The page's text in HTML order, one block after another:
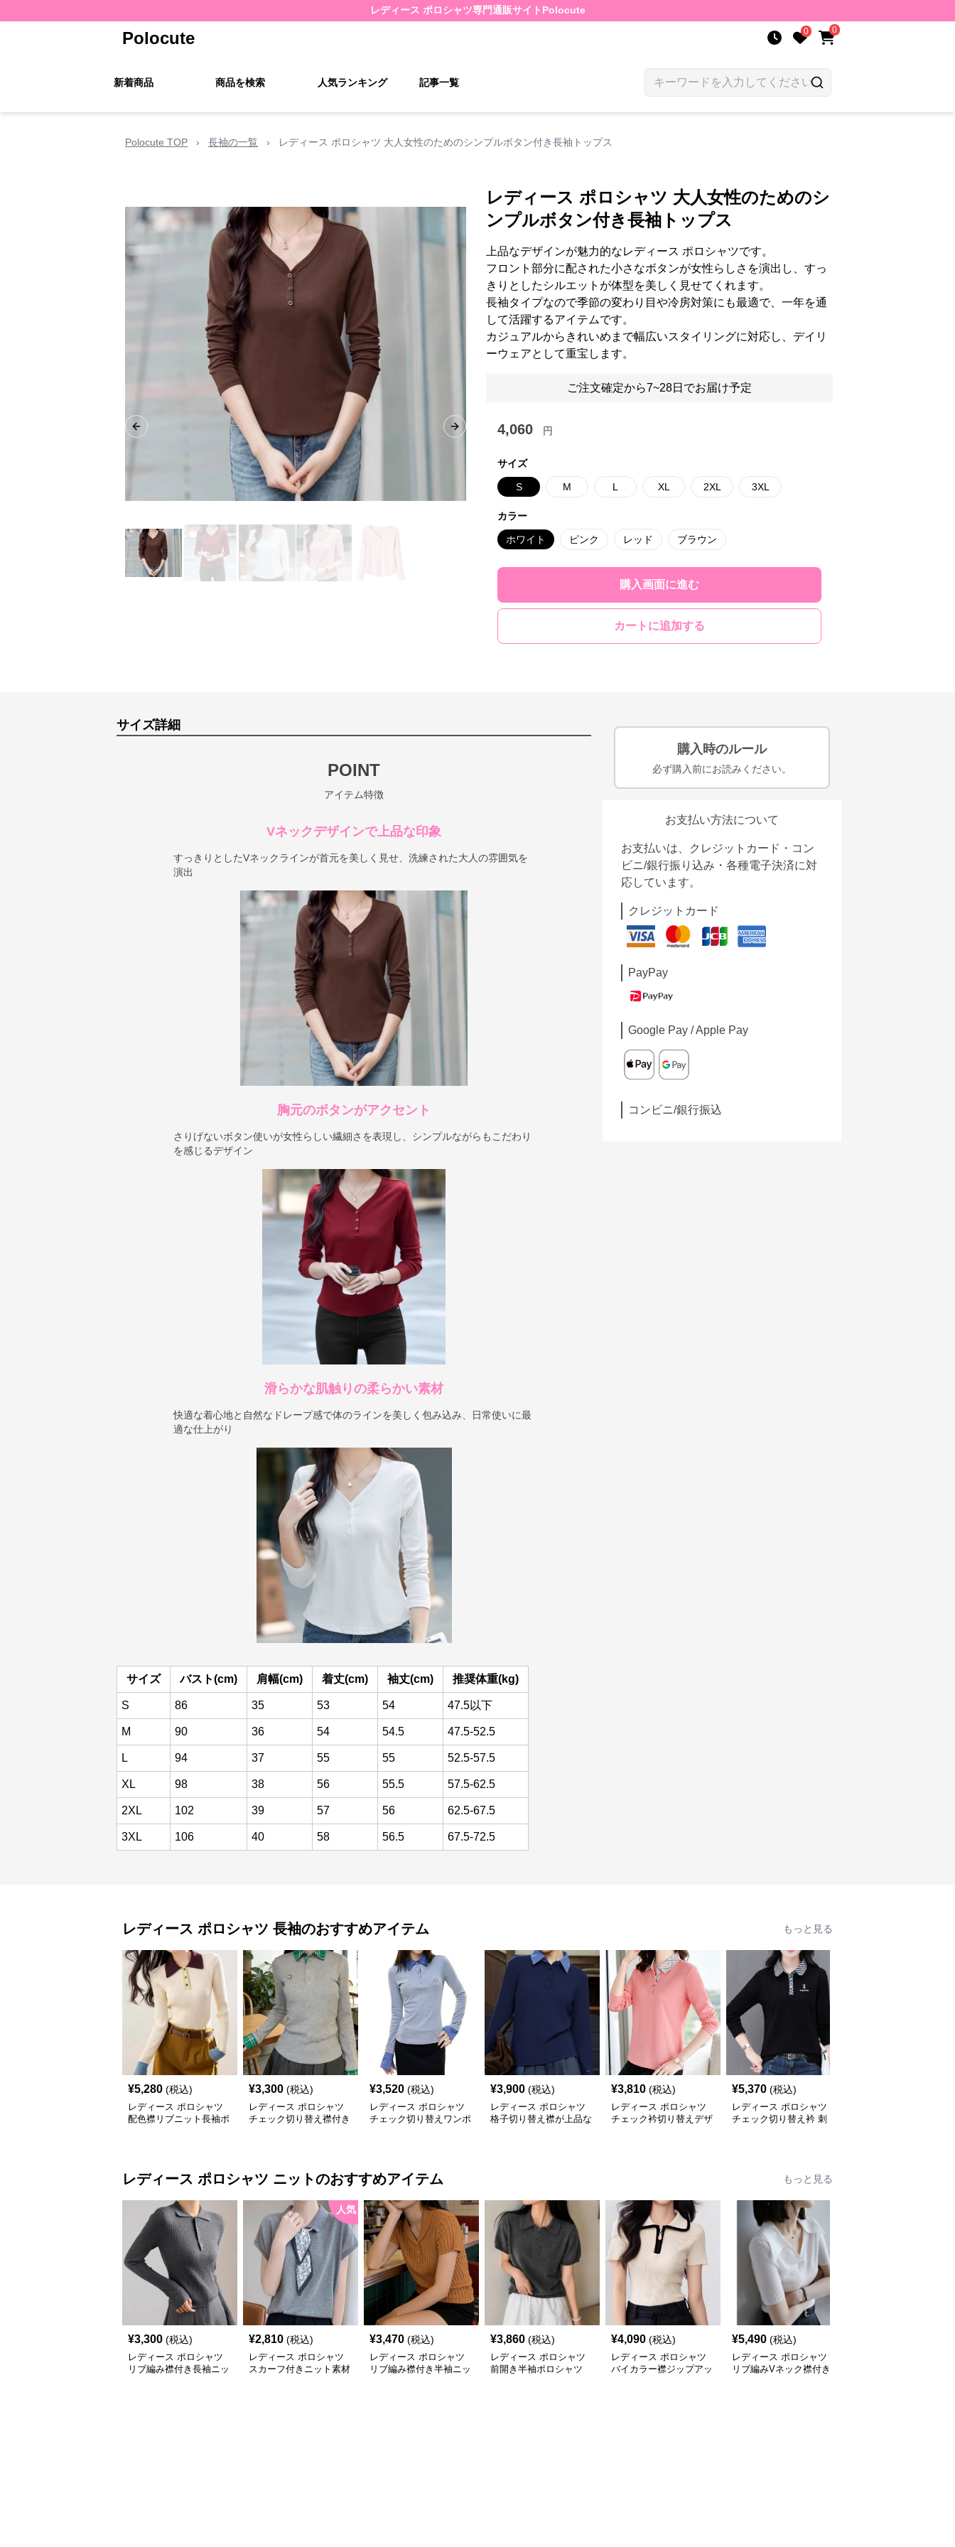
レディース ポロシャツ専門通販サイト Polocute
Polocute 0 0
新着商品 商品を検索 人気ランキング 記事一覧
Polocute TOP › 長袖の一覧 › レディース ポロシャツ 大人女性のためのシンプルボタン付き長袖トップス
Previous slide Next slide
レディース ポロシャツ 大人女性のためのシ
ンプルボタン付き長袖トップス
上品なデザインが魅力的なレディース ポロシャツです。
フロント部分に配された小さなボタンが女性らしさを演出し、すっ
きりとしたシルエットが体型を美しく見せてくれます。
長袖タイプなので季節の変わり目や冷房対策にも最適で、一年を通
して活躍するアイテムです。
カジュアルからきれいめまで幅広いスタイリングに対応し、デイリ
ーウェアとして重宝します。
ご注文確定から7~28日でお届け予定
4,060 円
サイズ
S M L XL 2XL 3XL
カラー
ホワイト ピンク レッド ブラウン
購入画面に進む
カートに追加する
サイズ詳細
POINT
アイテム特徴
Vネックデザインで上品な印象
すっきりとしたVネックラインが首元を美しく見せ、洗練された大人の雰囲気を
演出
胸元のボタンがアクセント
さりげないボタン使いが女性らしい繊細さを表現し、シンプルながらもこだわり
を感じるデザイン
滑らかな肌触りの柔らかい素材
快適な着心地と自然なドレープ感で体のラインを美しく包み込み、日常使いに最
適な仕上がり
サイズ バスト(cm) 肩幅(cm) 着丈(cm) 袖丈(cm) 推奨体重(kg)
S 86 35 53 54 47.5以下
M 90 36 54 54.5 47.5-52.5
L 94 37 55 55 52.5-57.5
XL 98 38 56 55.5 57.5-62.5
2XL 102 39 57 56 62.5-67.5
3XL 106 40 58 56.5 67.5-72.5
購入時のルール
必ず購入前にお読みください。
お支払い方法について
お支払いは、クレジットカード・コン
ビニ/銀行振り込み・各種電子決済に対
応しています。
クレジットカード
PayPay
Google Pay / Apple Pay
コンビニ/銀行振込
レディース ポロシャツ 長袖のおすすめアイテム もっと見る
¥5,280 (税込)
レディース ポロシャツ
配色襟リブニット長袖ポ
¥3,300 (税込)
レディース ポロシャツ
チェック切り替え襟付き
¥3,520 (税込)
レディース ポロシャツ
チェック切り替えワンポ
¥3,900 (税込)
レディース ポロシャツ
格子切り替え襟が上品な
¥3,810 (税込)
レディース ポロシャツ
チェック衿切り替えデザ
¥5,370 (税込)
レディース ポロシャツ
チェック切り替え衿 刺
レディース ポロシャツ ニットのおすすめアイテム もっと見る
¥3,300 (税込)
レディース ポロシャツ
リブ編み襟付き長袖ニッ
人気
¥2,810 (税込)
レディース ポロシャツ
スカーフ付きニット素材
¥3,470 (税込)
レディース ポロシャツ
リブ編み襟付き半袖ニッ
¥3,860 (税込)
レディース ポロシャツ
前開き半袖ポロシャツ
¥4,090 (税込)
レディース ポロシャツ
バイカラー襟ジップアッ
¥5,490 (税込)
レディース ポロシャツ
リブ編みVネック襟付き